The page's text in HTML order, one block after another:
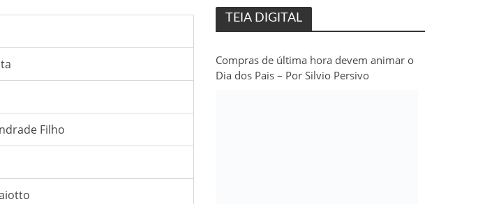
Filho
TEIA DIGITAL
Compras de última hora devem animar o
Dia dos Pais – Por Silvio Persivo